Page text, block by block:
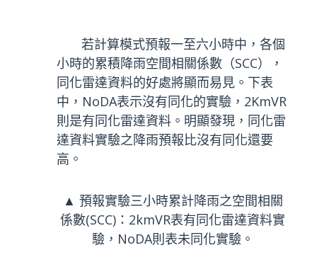
若計算模式預報一至六小時中，各個
小時的累積降雨空間相關係數（SCC），
同化雷達資料的好處將顯而易見。下表
中，NoDA表示沒有同化的實驗，2KmVR
則是有同化雷達資料。明顯發現，同化雷
達資料實驗之降雨預報比沒有同化還要
高。
▲ 預報實驗三小時累計降雨之空間相關
係數(SCC)：2kmVR表有同化雷達資料實
驗，NoDA則表未同化實驗。